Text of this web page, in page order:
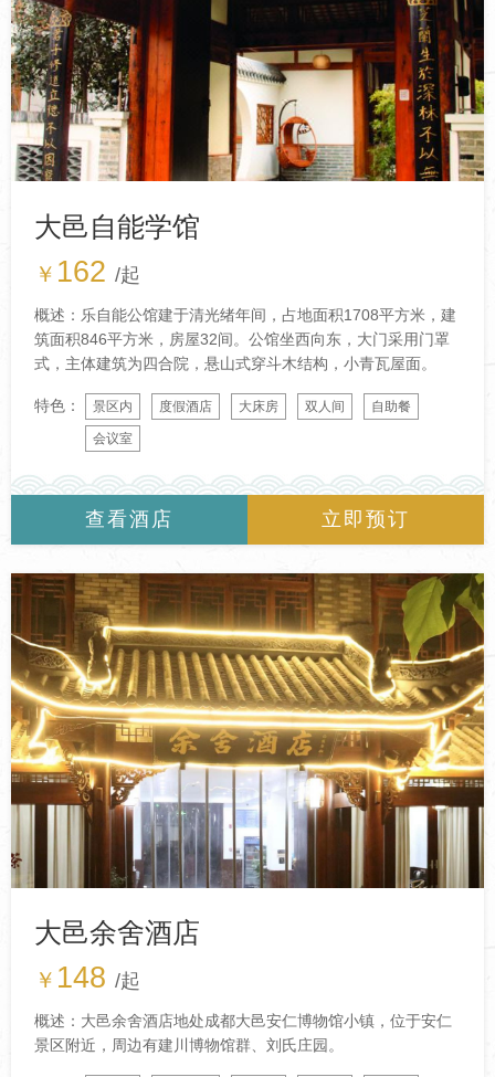
大邑自能学馆
￥ 162/起
概述：乐自能公馆建于清光绪年间，占地面积1708平方米，建
筑面积846平方米，房屋32间。公馆坐西向东，大门采用门罩
式，主体建筑为四合院，悬山式穿斗木结构，小青瓦屋面。
特色： 景区内 度假酒店 大床房 双人间 自助餐
会议室
查看酒店 立即预订
大邑余舍酒店
￥ 148/起
概述：大邑余舍酒店地处成都大邑安仁博物馆小镇，位于安仁
景区附近，周边有建川博物馆群、刘氏庄园。